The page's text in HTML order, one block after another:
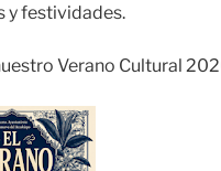
y festividades.
Verano Cultural